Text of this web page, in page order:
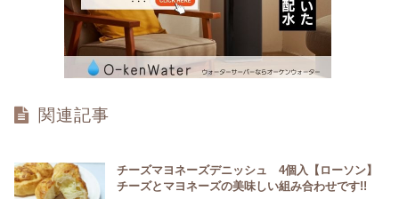
関連記事
チーズマヨネーズデニッシュ 4個入【ローソン】
チーズとマヨネーズの美味しい組み合わせです!!